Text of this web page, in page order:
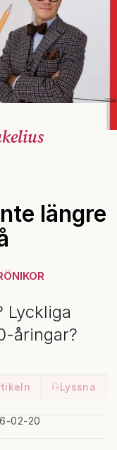
längre
Lyckliga
åringar?
Lyssna
02-20